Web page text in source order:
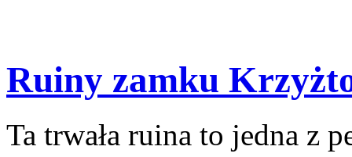
Ruiny zamku
Ta trwała ruina to jedna z